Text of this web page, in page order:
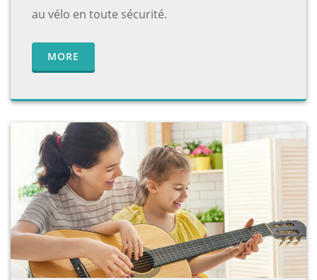
au vélo en toute sécurité.
MORE